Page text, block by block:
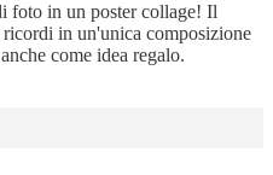
foto in un poster collage! Il
in un'unica composizione
come idea regalo.